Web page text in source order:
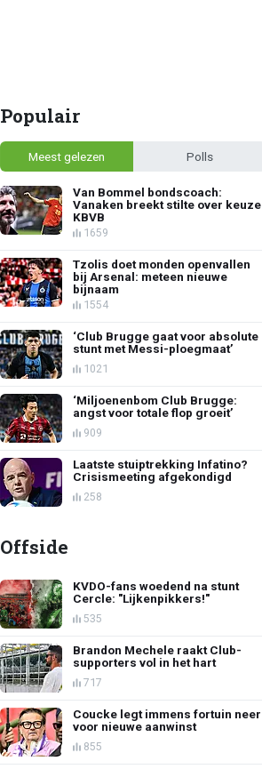
Populair
Meest gelezen Polls
Van Bommel bondscoach:
Vanaken breekt stilte over keuze
KBVB
1659
Tzolis doet monden openvallen
bij Arsenal: meteen nieuwe
bijnaam
1554
‘Club Brugge gaat voor absolute
stunt met Messi-ploegmaat’
1021
‘Miljoenenbom Club Brugge:
angst voor totale flop groeit’
909
Laatste stuiptrekking Infatino?
Crisismeeting afgekondigd
258
Offside
KVDO-fans woedend na stunt
Cercle: "Lijkenpikkers!"
535
Brandon Mechele raakt Club-
supporters vol in het hart
717
Coucke legt immens fortuin neer
voor nieuwe aanwinst
855